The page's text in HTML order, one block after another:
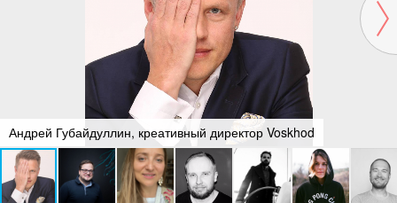
Андрей Губайдуллин, креативный директор Voskhod